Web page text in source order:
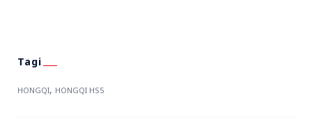
HONGQI, HONGQI HS5